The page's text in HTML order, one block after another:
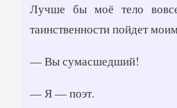
Лучше бы моё тело
таинственности пойдет
— Вы сумасшедший!
— Я — поэт.